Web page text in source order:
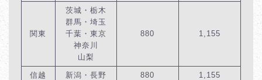
関東
茨城・栃木
群馬・埼玉
千葉・東京
神奈川
山梨
880 1,155
信越 新潟・長野 880 1,155